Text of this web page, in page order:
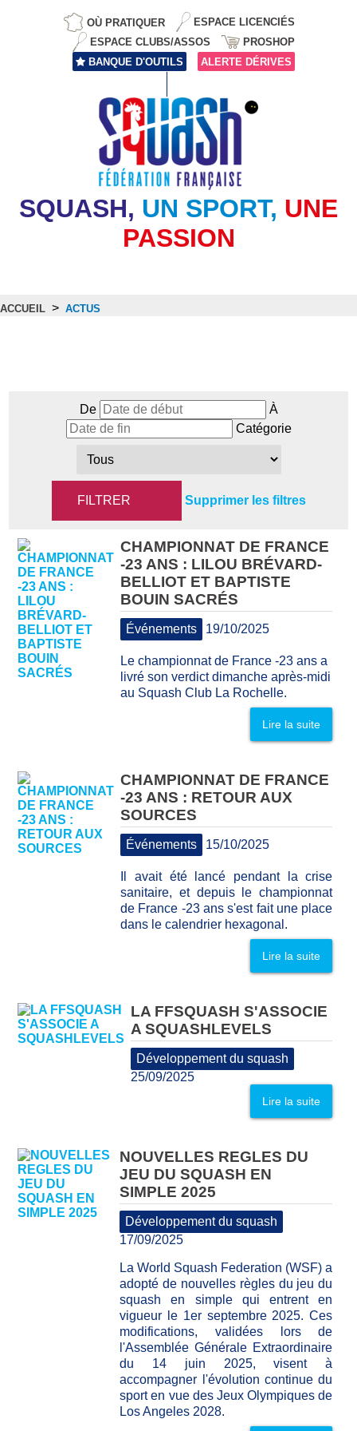
OÙ PRATIQUER
ESPACE LICENCIÉS
ESPACE CLUBS/ASSOS
PROSHOP
BANQUE D'OUTILS
ALERTE DÉRIVES
SQUASH, UN SPORT, UNE
PASSION
ACCUEIL > ACTUS
De
À
Catégorie
Supprimer les filtres
CHAMPIONNAT DE FRANCE
-23 ANS : LILOU BRÉVARD-
BELLIOT ET BAPTISTE
BOUIN SACRÉS
Événements 19/10/2025
Le championnat de France -23 ans a
livré son verdict dimanche après-midi
au Squash Club La Rochelle.
Lire la suite
CHAMPIONNAT DE FRANCE
-23 ANS : RETOUR AUX
SOURCES
Événements 15/10/2025
Il avait été lancé pendant la crise
sanitaire, et depuis le championnat
de France -23 ans s'est fait une place
dans le calendrier hexagonal.
Lire la suite
LA FFSQUASH S'ASSOCIE
A SQUASHLEVELS
Développement du squash
25/09/2025
Lire la suite
NOUVELLES REGLES DU
JEU DU SQUASH EN
SIMPLE 2025
Développement du squash
17/09/2025
La World Squash Federation (WSF) a
adopté de nouvelles règles du jeu du
squash en simple qui entrent en
vigueur le 1er septembre 2025. Ces
modifications, validées lors de
l'Assemblée Générale Extraordinaire
du 14 juin 2025, visent à
accompagner l'évolution continue du
sport en vue des Jeux Olympiques de
Los Angeles 2028.